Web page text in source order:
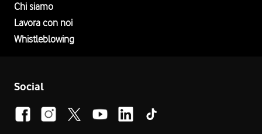
Chi siamo
Lavora con noi
Whistleblowing
Social